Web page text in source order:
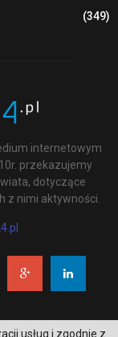
(349)
internetowym
przekazujemy
dotyczące
z nimi aktywności.
usług i zgodnie z